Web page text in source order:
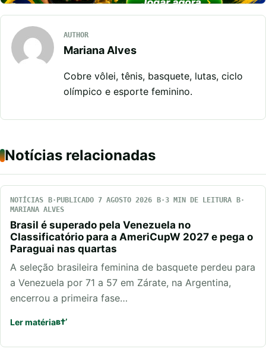
AUTHOR
Mariana Alves
Cobre vôlei, tênis, basquete, lutas, ciclo
olímpico e esporte feminino.
Notícias relacionadas
NOTÍCIAS PUBLICADO 7 AGOSTO 2026
3 MIN DE LEITURA
MARIANA ALVES
Brasil é superado pela Venezuela no
Classificatório para a AmeriCupW 2027 e pega o
Paraguai nas quartas
A seleção brasileira feminina de basquete perdeu para
a Venezuela por 71 a 57 em Zárate, na Argentina,
encerrou a primeira fase…
Ler matéria